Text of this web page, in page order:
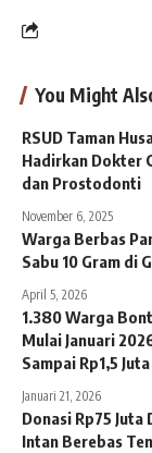
You Might
RSUD Taman
Hadirkan Dokter
dan Prostodonti
November 6, 2025
Warga Berbas
Sabu 10 Gram di
April 5, 2026
1.380 Warga
Mulai Januari
Sampai Rp1,5 Juta
Januari 21, 2026
Donasi Rp75
Intan Berebas